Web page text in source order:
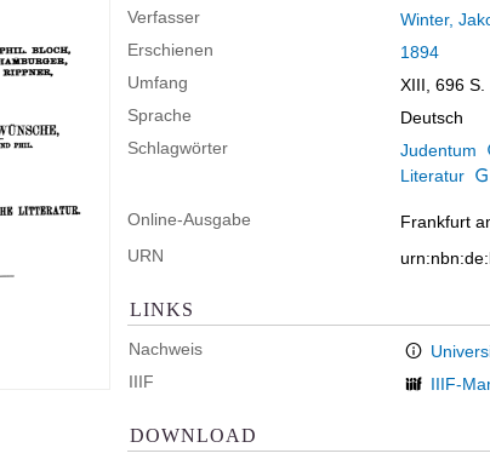
Verfasser
Winter,
Erschienen
1894
Umfang
XIII, 696 S.
Sprache
Deutsch
Schlagwörter
Judentum
Literatur
Online-Ausgabe
Frankfurt
URN
LINKS
Nachweis
IIIF
IIIF-
DOWNLOAD